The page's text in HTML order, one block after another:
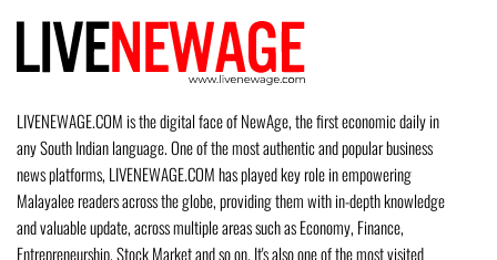
LIVENEWAGE.COM is the digital face of NewAge, the first economic daily in
any South Indian language. One of the most authentic and popular business
news platforms, LIVENEWAGE.COM has played key role in empowering
Malayalee readers across the globe, providing them with in-depth knowledge
and valuable update, across multiple areas such as Economy, Finance,
Entrepreneurship, Stock Market and so on. It's also one of the most visited